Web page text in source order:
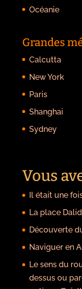
Océanie
Grandes
Calcutta
New York
Paris
Shanghai
Sydney
Vous
Il était une
La place
Découverte
Naviguer en
Le sens du
dessus ou